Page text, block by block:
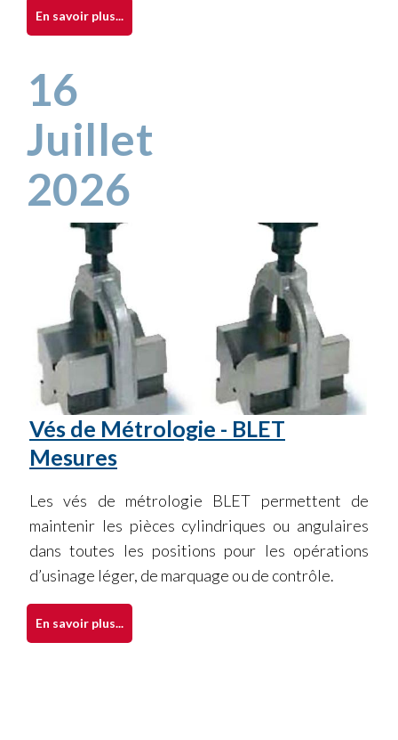
En savoir plus...
16
Juillet
2026
Vés de Métrologie - BLET
Mesures
Les vés de métrologie BLET permettent de
maintenir les pièces cylindriques ou angulaires
dans toutes les positions pour les opérations
d’usinage léger, de marquage ou de contrôle.
En savoir plus...